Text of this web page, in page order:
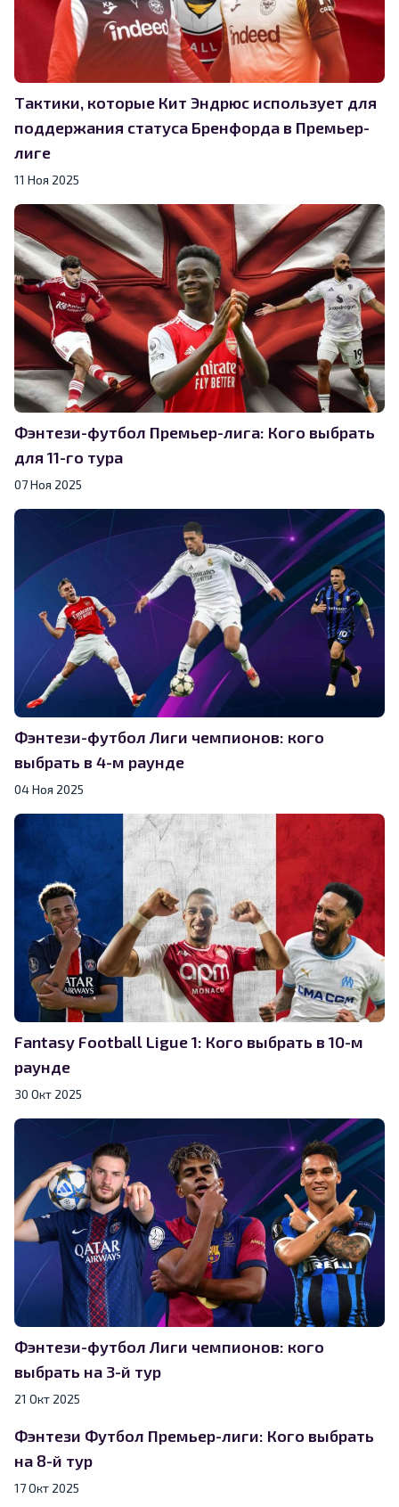
Тактики, которые Кит Эндрюс использует для
поддержания статуса Бренфорда в Премьер-
лиге
11 Ноя 2025
Фэнтези-футбол Премьер-лига: Кого выбрать
для 11-го тура
07 Ноя 2025
Фэнтези-футбол Лиги чемпионов: кого
выбрать в 4-м раунде
04 Ноя 2025
Fantasy Football Ligue 1: Кого выбрать в 10-м
раунде
30 Окт 2025
Фэнтези-футбол Лиги чемпионов: кого
выбрать на 3-й тур
21 Окт 2025
Фэнтези Футбол Премьер-лиги: Кого выбрать
на 8-й тур
17 Окт 2025